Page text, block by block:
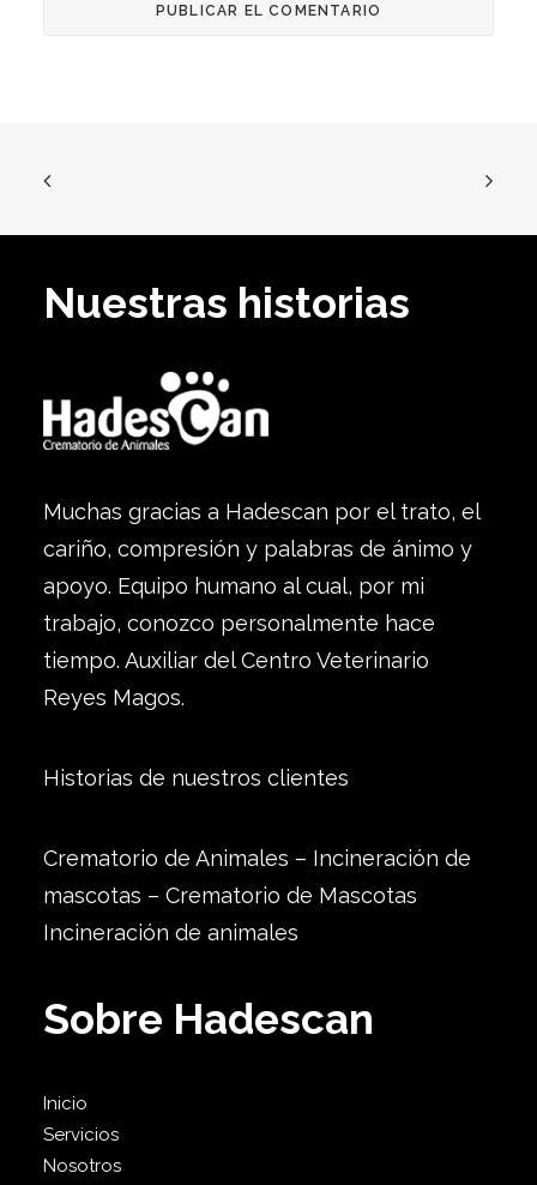
Nuestras historias
Muchas gracias a Hadescan por el trato, el
cariño, compresión y palabras de ánimo y
apoyo. Equipo humano al cual, por mi
trabajo, conozco personalmente hace
tiempo. Auxiliar del Centro Veterinario
Reyes Magos.
Historias de nuestros clientes
Crematorio de Animales – Incineración de
mascotas – Crematorio de Mascotas
Incineración de animales
Sobre Hadescan
Inicio
Servicios
Nosotros